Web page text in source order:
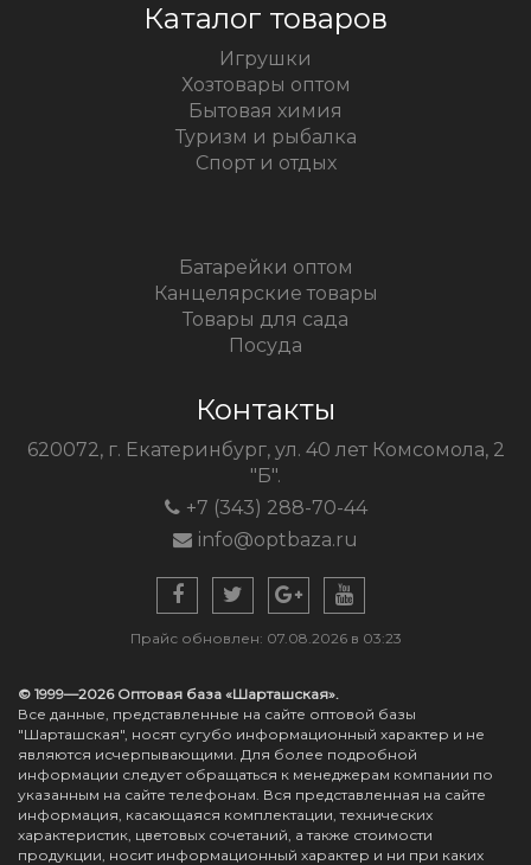
Каталог товаров
Игрушки
Хозтовары оптом
Бытовая химия
Туризм и рыбалка
Спорт и отдых
Батарейки оптом
Канцелярские товары
Товары для сада
Посуда
Контакты
620072, г. Екатеринбург, ул. 40 лет Комсомола, 2
"Б".
+7 (343) 288-70-44
info@optbaza.ru
Прайс обновлен: 07.08.2026 в 03:23
© 1999—2026 Оптовая база «Шарташская».
Все данные, представленные на сайте оптовой базы
"Шарташская", носят сугубо информационный характер и не
являются исчерпывающими. Для более подробной
информации следует обращаться к менеджерам компании по
указанным на сайте телефонам. Вся представленная на сайте
информация, касающаяся комплектации, технических
характеристик, цветовых сочетаний, а также стоимости
продукции, носит информационный характер и ни при каких